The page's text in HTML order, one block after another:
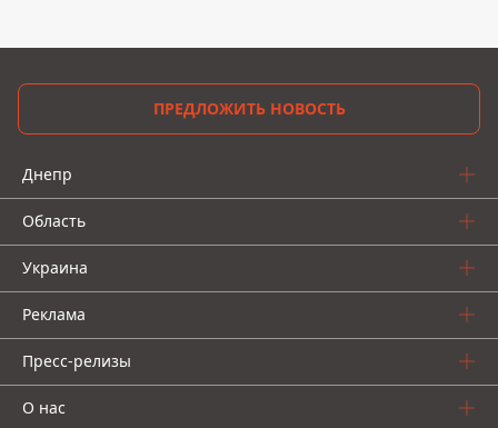
ПРЕДЛОЖИТЬ НОВОСТЬ
Днепр
Область
Украина
Реклама
Пресс-релизы
О нас